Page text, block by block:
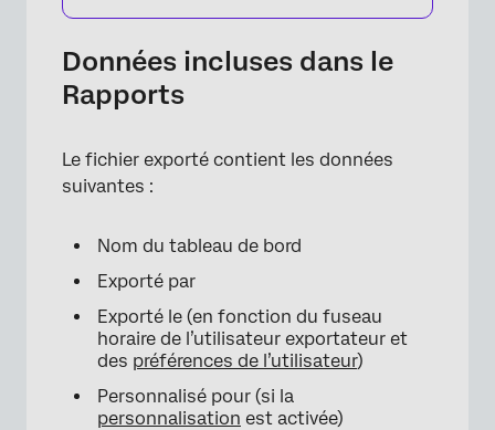
×
Données incluses dans le
Rapports
Le fichier exporté contient les données
suivantes :
Nom du tableau de bord
Exporté par
Exporté le (en fonction du fuseau
horaire de l’utilisateur exportateur et
des préférences de l’utilisateur)
Personnalisé pour (si la
personnalisation est activée)